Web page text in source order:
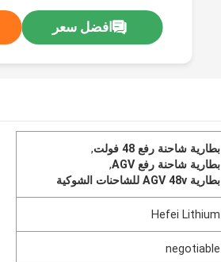
افضل سعر
بطارية شاحنة رفع 48 فولت
,
بطارية شاحنة رفع AGV
,
بطارية AGV 48v للشاحنات الشوكية
Hefei Lithium
negotiable